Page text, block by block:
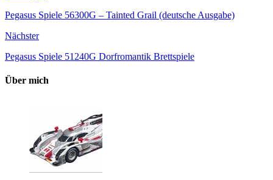
Pegasus Spiele 56300G – Tainted Grail (deutsche Ausgabe)
Nächster
Pegasus Spiele 51240G Dorfromantik Brettspiele
Über mich